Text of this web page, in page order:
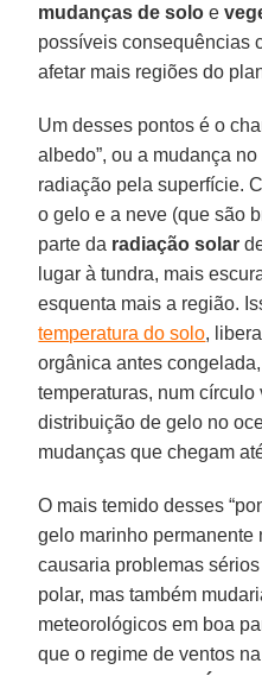
mudanças de solo e
possíveis consequências
afetar mais regiões do
Um desses pontos é o
albedo”, ou a mudança
radiação pela superfície.
o gelo e a neve (que são
parte da radiação solar
lugar à tundra, mais
esquenta mais a região.
temperatura do solo,
orgânica antes
temperaturas, num
distribuição de gelo no
mudanças que chegam
O mais temido desses
gelo marinho permanente
causaria problemas
polar, mas também
meteorológicos em boa
que o regime de ventos